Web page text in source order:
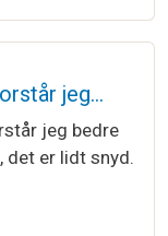
bliver…
jeg…
jeg bedre
det er lidt snyd.